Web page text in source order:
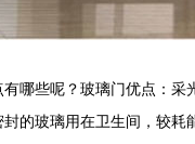
哪些呢？玻璃门优点：采
的玻璃用在卫生间，较耗